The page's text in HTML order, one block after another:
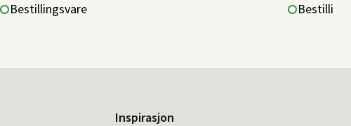
Bestillingsvare
Inspirasjon